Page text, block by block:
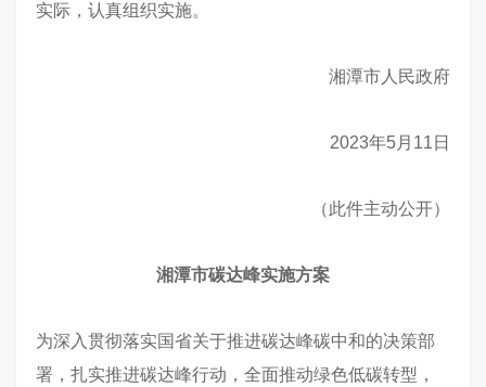
实际，认真组织实施。
湘潭市人民政府
2023年5月11日
（此件主动公开）
湘潭市碳达峰实施方案
为深入贯彻落实国省关于推进碳达峰碳中和的决策部
署，扎实推进碳达峰行动，全面推动绿色低碳转型，